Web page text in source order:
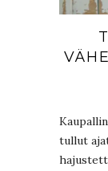
tullut